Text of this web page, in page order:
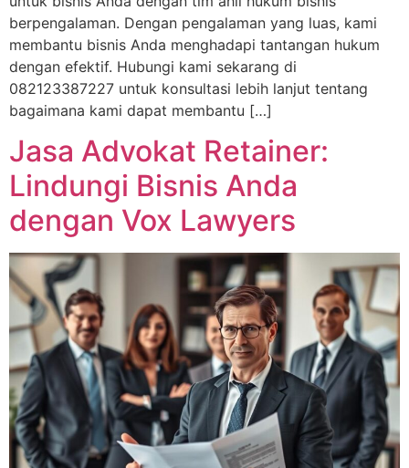
berpengalaman. Dengan pengalaman yang luas, kami
membantu bisnis Anda menghadapi tantangan hukum
dengan efektif. Hubungi kami sekarang di
082123387227 untuk konsultasi lebih lanjut tentang
bagaimana kami dapat membantu […]
Jasa Advokat Retainer:
Lindungi Bisnis Anda
dengan Vox Lawyers